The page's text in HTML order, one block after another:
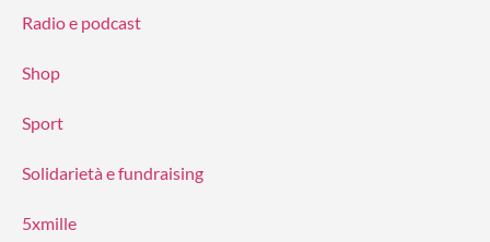
Radio e podcast
Shop
Sport
Solidarietà e fundraising
5xmille